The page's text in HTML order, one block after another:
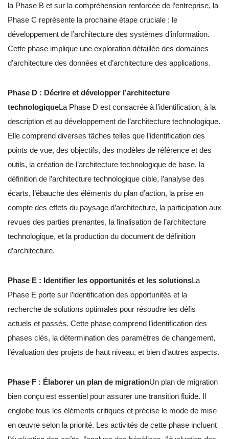
la Phase B et sur la compréhension renforcée de l’entreprise, la
Phase C représente la prochaine étape cruciale : le
développement de l’architecture des systèmes d’information.
Cette phase implique une exploration détaillée des domaines
d’architecture des données et d’architecture des applications.
Phase D : Décrire et développer l’architecture
technologiqueLa Phase D est consacrée à l’identification, à la
description et au développement de l’architecture technologique.
Elle comprend diverses tâches telles que l’identification des
points de vue, des objectifs, des modèles de référence et des
outils, la création de l’architecture technologique de base, la
définition de l’architecture technologique cible, l’analyse des
écarts, l’ébauche des éléments du plan d’action, la prise en
compte des effets du paysage d’architecture, la participation aux
revues des parties prenantes, la finalisation de l’architecture
technologique, et la production du document de définition
d’architecture.
Phase E : Identifier les opportunités et les solutionsLa
Phase E porte sur l’identification des opportunités et la
recherche de solutions optimales pour résoudre les défis
actuels et passés. Cette phase comprend l’identification des
phases clés, la détermination des paramètres de changement,
l’évaluation des projets de haut niveau, et bien d’autres aspects.
Phase F : Élaborer un plan de migrationUn plan de migration
bien conçu est essentiel pour assurer une transition fluide. Il
englobe tous les éléments critiques et précise le mode de mise
en œuvre selon la priorité. Les activités de cette phase incluent